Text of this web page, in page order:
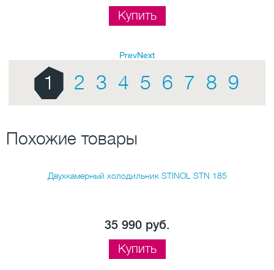
Купить
PrevNext
1 2 3 4 5 6 7 8 9
Похожие товары
Двухкамерный холодильник STINOL STN 185
35 990 руб.
Купить